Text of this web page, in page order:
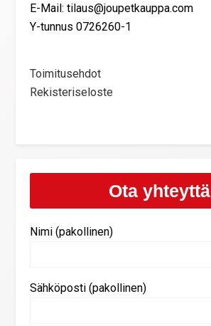
E-Mail: tilaus@joupetkauppa.com
Y-tunnus 0726260-1
Toimitusehdot
Rekisteriseloste
Ota yhteyttä
Nimi (pakollinen)
Sähköposti (pakollinen)